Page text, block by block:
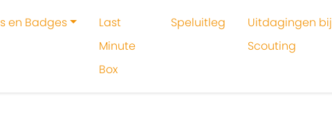
en Badges
Last
Minute
Box
Speluitleg
Uitdagingen bij
Scouting
EHBO met natuurlijke middelen